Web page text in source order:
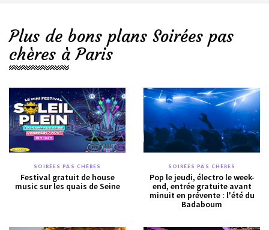
Plus de bons plans Soirées pas
chères à Paris
SOIRÉES PAS CHÈRES
Festival gratuit de house
music sur les quais de Seine
SOIRÉES PAS CHÈRES
Pop le jeudi, électro le week-
end, entrée gratuite avant
minuit en prévente : l'été du
Badaboum